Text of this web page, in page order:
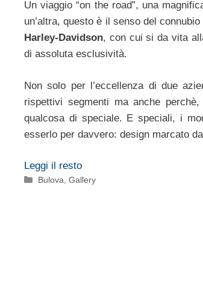
Un viaggio “on the road”, una
un’altra, questo è il senso del
Harley-Davidson, con cui si da vita
di assoluta esclusività.
Non solo per l’eccellenza di due
rispettivi segmenti ma anche
qualcosa di speciale. E speciali, i
esserlo per davvero: design marcato
Leggi il resto
Categorie
Bulova ,Gallery